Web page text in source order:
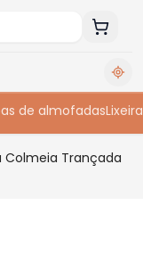
de almofadasLixeira
Trançada